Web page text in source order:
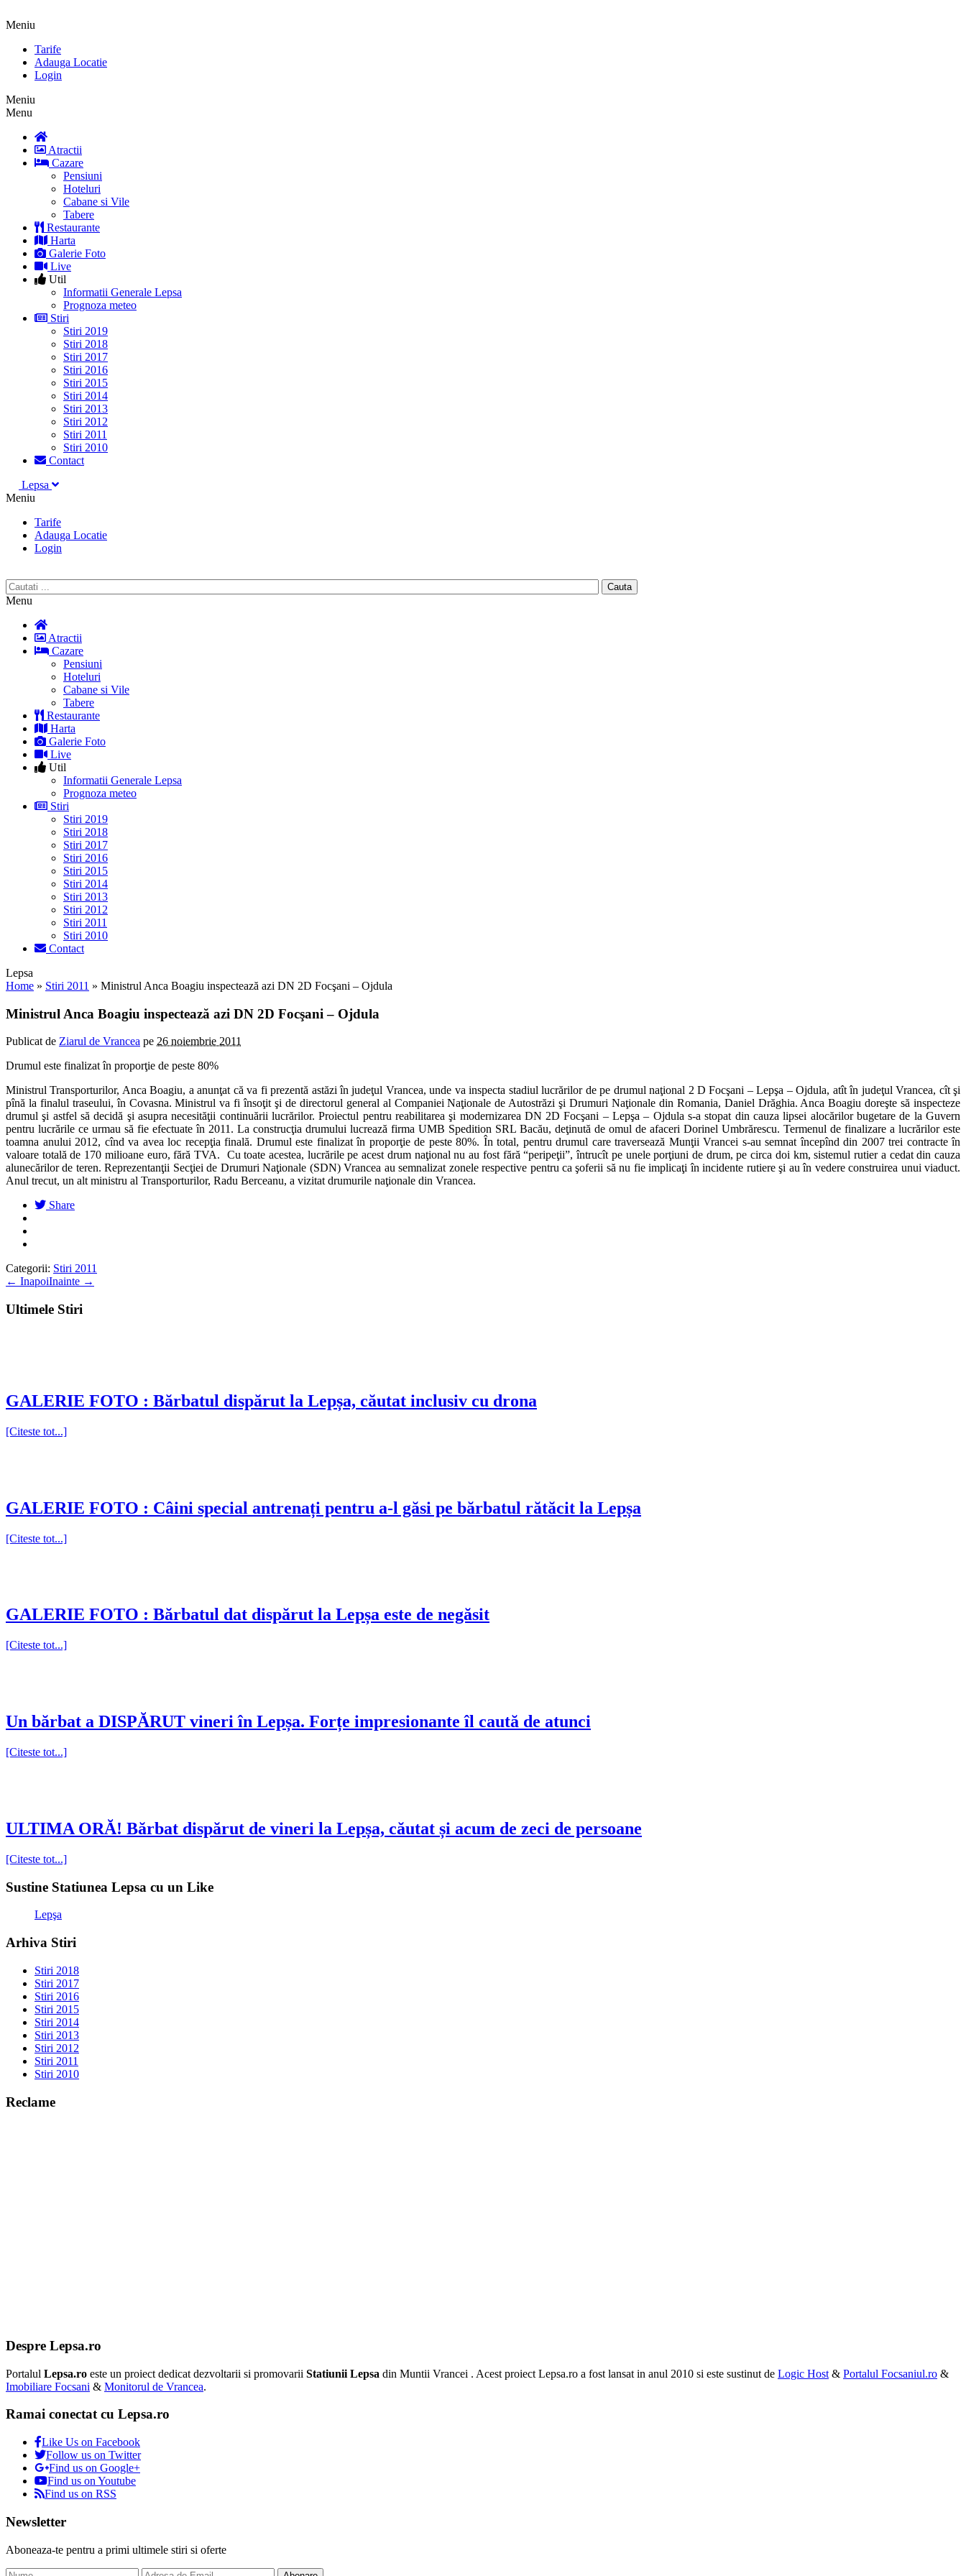
Meniu
Tarife
Adauga Locatie
Login
Meniu
Menu
Atractii
Cazare
Pensiuni
Hoteluri
Cabane si Vile
Tabere
Restaurante
Harta
Galerie Foto
Live
Util
Informatii Generale Lepsa
Prognoza meteo
Stiri
Stiri 2019
Stiri 2018
Stiri 2017
Stiri 2016
Stiri 2015
Stiri 2014
Stiri 2013
Stiri 2012
Stiri 2011
Stiri 2010
Contact
Lepsa
Meniu
Tarife
Adauga Locatie
Login
Menu
Atractii
Cazare
Pensiuni
Hoteluri
Cabane si Vile
Tabere
Restaurante
Harta
Galerie Foto
Live
Util
Informatii Generale Lepsa
Prognoza meteo
Stiri
Stiri 2019
Stiri 2018
Stiri 2017
Stiri 2016
Stiri 2015
Stiri 2014
Stiri 2013
Stiri 2012
Stiri 2011
Stiri 2010
Contact
Lepsa
Home » Stiri 2011 » Ministrul Anca Boagiu inspectează azi DN 2D Focşani – Ojdula
Ministrul Anca Boagiu inspectează azi DN 2D Focşani – Ojdula
Publicat de Ziarul de Vrancea pe 26 noiembrie 2011
Drumul este finalizat în proporţie de peste 80%
Ministrul Transporturilor, Anca Boagiu, a anunţat că va fi prezentă astăzi în judeţul Vrancea, unde va inspecta stadiul lucrărilor de pe drumul naţional 2 D Focşani – Lepşa – Ojdula, atît în judeţul Vrancea, cît şi
pînă la finalul traseului, în Covasna. Ministrul va fi însoţit şi de directorul general al Companiei Naţionale de Autostrăzi şi Drumuri Naţionale din Romania, Daniel Drăghia. Anca Boagiu doreşte să inspecteze
drumul şi astfel să decidă şi asupra necesităţii continuării lucrărilor. Proiectul pentru reabilitarea şi modernizarea DN 2D Focşani – Lepşa – Ojdula s-a stopat din cauza lipsei alocărilor bugetare de la Guvern
pentru lucrările ce urmau să fie efectuate în 2011. La construcţia drumului lucrează firma UMB Spedition SRL Bacău, deţinută de omul de afaceri Dorinel Umbrărescu. Termenul de finalizare a lucrărilor este
toamna anului 2012, cînd va avea loc recepţia finală. Drumul este finalizat în proporţie de peste 80%. În total, pentru drumul care traversează Munţii Vrancei s-au semnat începînd din 2007 trei contracte în
valoare totală de 170 milioane euro, fără TVA. Cu toate acestea, lucrările pe acest drum naţional nu au fost fără “peripeţii”, întrucît pe unele porţiuni de drum, pe circa doi km, sistemul rutier a cedat din cauza
alunecărilor de teren. Reprezentanţii Secţiei de Drumuri Naţionale (SDN) Vrancea au semnalizat zonele respective pentru ca şoferii să nu fie implicaţi în incidente rutiere şi au în vedere construirea unui viaduct.
Anul trecut, un alt ministru al Transporturilor, Radu Berceanu, a vizitat drumurile naţionale din Vrancea.
Share
Categorii: Stiri 2011
← InapoiInainte →
Ultimele Stiri
GALERIE FOTO : Bărbatul dispărut la Lepșa, căutat inclusiv cu drona
[Citeste tot...]
GALERIE FOTO : Câini special antrenați pentru a-l găsi pe bărbatul rătăcit la Lepșa
[Citeste tot...]
GALERIE FOTO : Bărbatul dat dispărut la Lepșa este de negăsit
[Citeste tot...]
Un bărbat a DISPĂRUT vineri în Lepșa. Forțe impresionante îl caută de atunci
[Citeste tot...]
ULTIMA ORĂ! Bărbat dispărut de vineri la Lepșa, căutat și acum de zeci de persoane
[Citeste tot...]
Sustine Statiunea Lepsa cu un Like
Lepşa
Arhiva Stiri
Stiri 2018
Stiri 2017
Stiri 2016
Stiri 2015
Stiri 2014
Stiri 2013
Stiri 2012
Stiri 2011
Stiri 2010
Reclame
Despre Lepsa.ro
Portalul Lepsa.ro este un proiect dedicat dezvoltarii si promovarii Statiunii Lepsa din Muntii Vrancei . Acest proiect Lepsa.ro a fost lansat in anul 2010 si este sustinut de Logic Host & Portalul Focsaniul.ro &
Imobiliare Focsani & Monitorul de Vrancea.
Ramai conectat cu Lepsa.ro
Like Us on Facebook
Follow us on Twitter
Find us on Google+
Find us on Youtube
Find us on RSS
Newsletter
Aboneaza-te pentru a primi ultimele stiri si oferte